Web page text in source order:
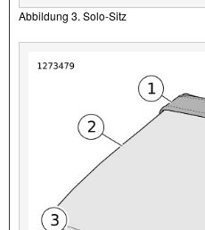
Abbildung 3. Solo-Sitz